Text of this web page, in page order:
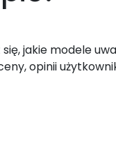
jakie modele
opinii